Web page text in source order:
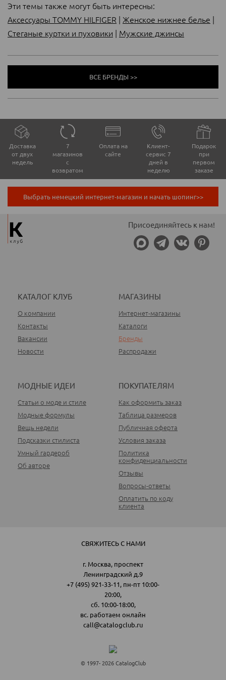
Эти темы также могут быть интересны:
Аксессуары TOMMY HILFIGER | Женское нижнее белье |
Стеганые куртки и пуховики | Мужские джинсы
ВСЕ БРЕНДЫ >>
Доставка
от двух
недель
7
магазинов
с
возвратом
Оплата на
сайте
Клиент-
сервис 7
дней в
неделю
Подарок
при
первом
заказе
Выбрать немецкий интернет-магазин и начать шопинг>>
Присоединяйтесь к нам!
КАТАЛОГ КЛУБ
О компании
Контакты
Вакансии
Новости
ПОКУПАТЕЛЯМ
Как оформить заказ
Таблица размеров
Публичная оферта
Условия заказа
Политика
конфиденциальности
Отзывы
Вопросы-ответы
Оплатить по коду
клиента
МАГАЗИНЫ
Интернет-магазины
Каталоги
Бренды
Распродажи
МОДНЫЕ ИДЕИ
Статьи о моде и стиле
Модные формулы
Вещь недели
Подсказки стилиста
Умный гардероб
Об авторе
СВЯЖИТЕСЬ С НАМИ
г. Москва, проспект
Ленинградский д.9
+7 (495) 921-33-11, пн-пт 10:00-
20:00,
сб. 10:00-18:00,
вс. работаем онлайн
call@catalogclub.ru
© 1997- 2026 CatalogClub